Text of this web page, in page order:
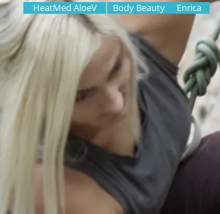
HeatMed AloeV
Enrica
Body Beauty